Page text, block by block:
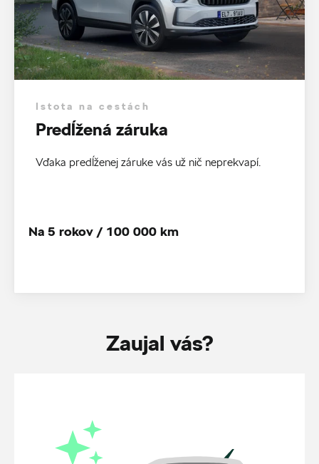
Istota na cestách
Predĺžená záruka
Vďaka predĺženej záruke vás už nič neprekvapí.
Na 5 rokov / 100 000 km
Zaujal vás?